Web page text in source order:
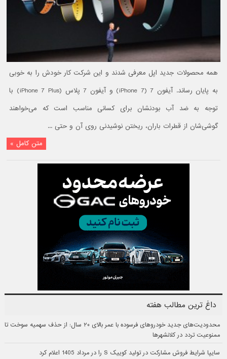
همه محصولات جدید اپل معرفی شدند و این شرکت کار خودش را به خوبی
به پایان رساند. آیفون 7 (iPhone 7) و آیفون 7 پلاس (iPhone 7 Plus) با
توجه به ضد آب بودنشان برای کسانی مناسب است که می‌خواهند
گوشی‌شان از قطرات باران، ریختن نوشیدنی روی آن و حتی ...
متن کامل »
داغ ترین مطالب هفته
محدودیت‌های جدید خودروهای فرسوده با عمر بالای ۲۰ سال: از حذف سهمیه سوخت تا
ممنوعیت تردد در کلانشهرها
سایپا شرایط فروش مشارکت در تولید کوییک S را در مرداد 1405 اعلام کرد